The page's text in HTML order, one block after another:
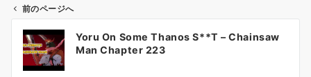
前のページへ
Yoru On Some Thanos S**T – Chainsaw
Man Chapter 223